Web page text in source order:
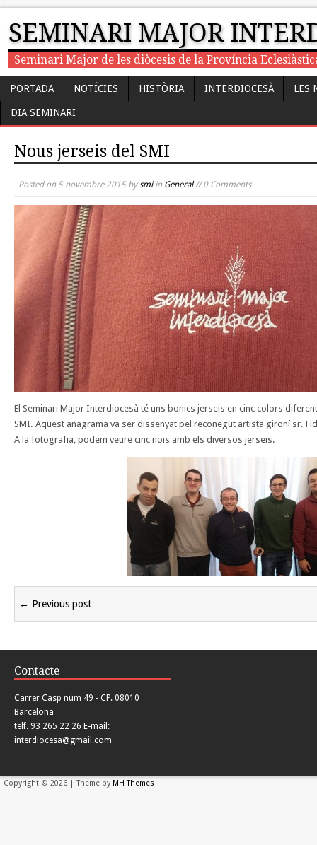
SEMINARI MAJOR
Seminari Major de les diòcesis de la Província
PORTADA NOTÍCIES HISTÒRIA INTERDIOCESÀ LES
DIA SEMINARI
Nous jerseis del SMI
Posted on 5 novembre 2015 bysmiin General// 0 Comments
El Seminari Major Interdiocesà té uns bonics jerseis en cinc colors
SMI. Aquest anagrama va ser dissenyat pel reconegut artista gironí sr.
A la fotografia, podem veure cinc nois amb els diversos jerseis.
← Previous post
Contacte
Carrer Casp núm 49 - CP. 08010
Barcelona
telf. 93 265 22 26 E-mail:
interdiocesa@gmail.com
Copyright © 2026 | Theme by MH Themes